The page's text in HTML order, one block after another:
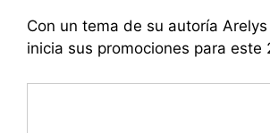
Con un tema de su autoría
inicia sus promociones para este